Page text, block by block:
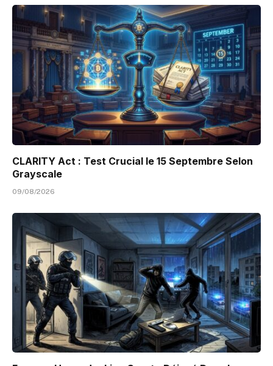
CLARITY Act : Test Crucial le 15 Septembre Selon
Grayscale
09/08/2026